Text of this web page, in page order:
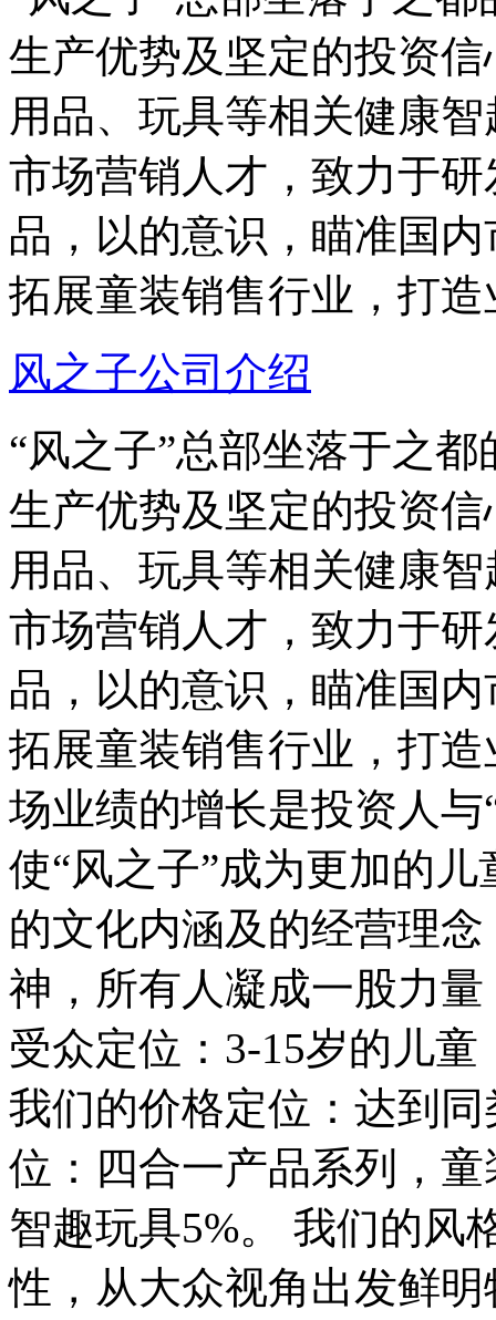
生产优势及坚定的投资
用品、玩具等相关健康
市场营销人才，致力于
品，以的意识，瞄准国
拓展童装销售行业，打
风之子公司介绍
“风之子”总部坐落于之
生产优势及坚定的投资
用品、玩具等相关健康
市场营销人才，致力于
品，以的意识，瞄准国
拓展童装销售行业，打
场业绩的增长是投资人
使“风之子”成为更加的
的文化内涵及的经营理
神，所有人凝成一股力
受众定位：3-15岁的儿
我们的价格定位：达到
位：四合一产品系列，
智趣玩具5%。 我们的风
性，从大众视角出发鲜